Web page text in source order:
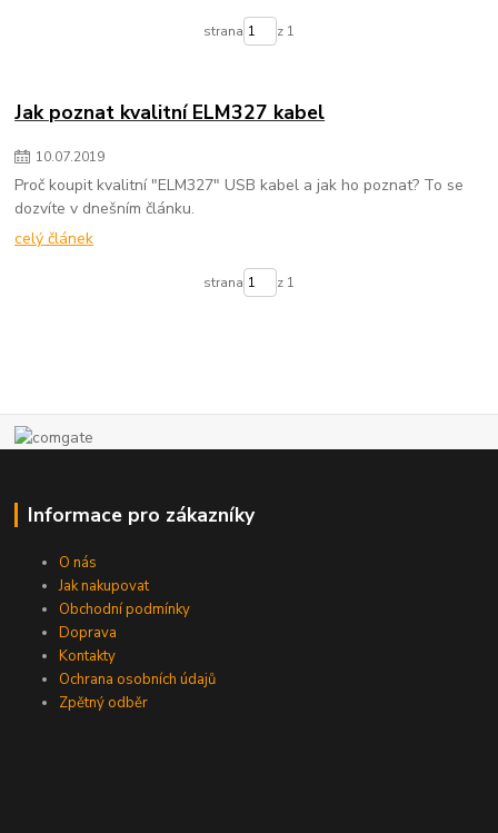
strana z 1
Jak poznat kvalitní ELM327 kabel
10.07.2019
Proč koupit kvalitní "ELM327" USB kabel a jak ho poznat? To se
dozvíte v dnešním článku.
celý článek
strana z 1
Informace pro zákazníky
O nás
Jak nakupovat
Obchodní podmínky
Doprava
Kontakty
Ochrana osobních údajů
Zpětný odběr